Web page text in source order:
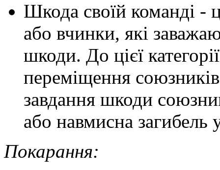
Шкода своїй команді -
або вчинки, які
шкоди. До цієї
переміщення
завдання шкоди
або навмисна
Покарання: